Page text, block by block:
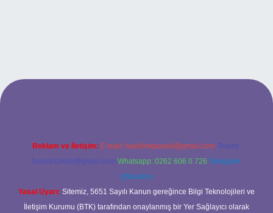
Reklam ve İletişim: E-mail: backlinkpaneli@gmail.com Teams:
forumhizmeti@gmail.com Whatsapp: 0262 606 0 726 Telegram:
@karabul
Yasal Uyarı: Sitemiz, 5651 Sayılı Kanun gereğince Bilgi Teknolojileri ve
İletişim Kurumu (BTK) tarafından onaylanmış bir Yer Sağlayıcı olarak